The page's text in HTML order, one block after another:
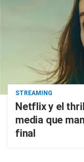
STREAMING
Netflix y el
media que
final